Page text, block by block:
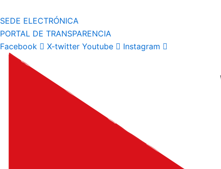
SEDE ELECTRÓNICA
PORTAL DE TRANSPARENCIA
Facebook
X-twitter Youtube Instagram